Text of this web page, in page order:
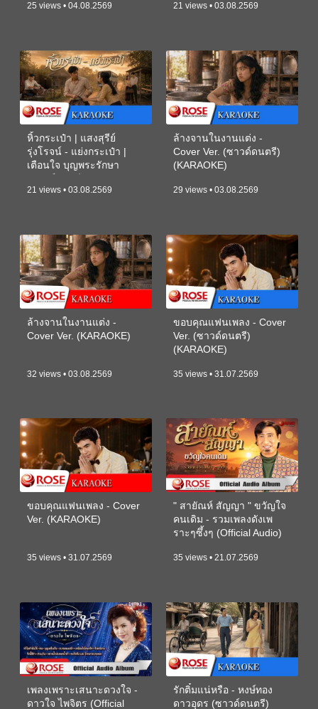
25 views • 04.08.2569 21 views • 03.08.2569
หิ้วกระเป๋า | แสงสุรีย์
รุ่งโรจน์ - แย่งกระเป๋า |
เตือนใจ บุญพระรักษา
21 views • 03.08.2569
ล้างจานในงานแต่ง -
Cover Ver. (ซาวด์ดนตรี)
(KARAOKE)
29 views • 03.08.2569
ล้างจานในงานแต่ง -
Cover Ver. (KARAOKE)
32 views • 03.08.2569
ขอบคุณแฟนเพลง - Cover
Ver. (ซาวด์ดนตรี)
(KARAOKE)
35 views • 31.07.2569
ขอบคุณแฟนเพลง - Cover
Ver. (KARAOKE)
35 views • 31.07.2569
" สายัณห์ สัญญา " ขวัญใจ
คนเดิม - รวมเพลงดังเพ
ราะๆซึ้งๆ (Official Audio)
35 views • 21.07.2569
เพลงเพราะเสนาะดวงใจ -
ดาวใจ ไพจิตร (Official
รักติ๋มแน่หรือ - หงษ์ทอง
ดาวอุดร (ซาวด์ดนตรี)